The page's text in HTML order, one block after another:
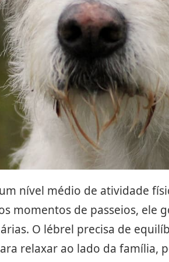
nível médio de atividade
momentos de passeios, ele
O lébrel precisa de
relaxar ao lado da família,